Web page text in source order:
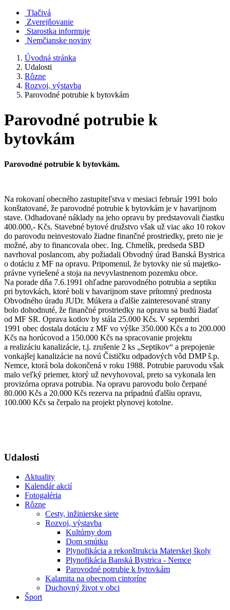
Tlačivá
Zverejňovanie
Starostka informuje
Nemčianske noviny
Úvodná stránka
Udalosti
Rôzne
Rozvoj, výstavba
Parovodné potrubie k bytovkám
Parovodné potrubie k
bytovkám
Parovodné potrubie k bytovkám.
Na rokovaní obecného zastupiteľstva v mesiaci február 1991 bolo
konštatované, že parovodné potrubie k bytovkám je v havarijnom
stave. Odhadované náklady na jeho opravu by predstavovali čiastku
400.000,- Kčs. Stavebné bytové družstvo však už viac ako 10 rokov
do parovodu neinvestovalo žiadne finančné prostriedky, preto nie je
možné, aby to financovala obec. Ing. Chmelík, predseda SBD
navrhoval poslancom, aby požiadali Obvodný úrad Banská Bystrica
o dotáciu z MF na opravu. Pripomenul, že bytovky nie sú majetko-
právne vyriešené a stoja na nevyvlastnenom pozemku obce.
Na porade dňa 7.6.1991 ohľadne parovodného potrubia a septiku
pri bytovkách, ktoré boli v havarijnom stave prítomný prednosta
Obvodného úradu JUDr. Múkera a ďalšie zainteresované strany
bolo dohodnuté, že finančné prostriedky na opravu sa budú žiadať
od MF SR. Oprava kotlov by stála 25.000 Kčs. V septembri
1991 obec dostala dotáciu z MF vo výške 350.000 Kčs a to 200.000
Kčs na horúcovod a 150.000 Kčs na spracovanie projektu
a realizáciu kanalizácie, t.j. zrušenie 2 ks „Septikov“ a prepojenie
vonkajšej kanalizácie na novú Čističku odpadových vôd DMP š.p.
Nemce, ktorá bola dokončená v roku 1988. Potrubie parovodu však
malo veľký priemer, ktorý už nevyhovoval, preto sa vykonala len
provizórna oprava potrubia. Na opravu parovodu bolo čerpané
80.000 Kčs a 20.000 Kčs rezerva na prípadnú ďalšiu opravu,
100.000 Kčs sa čerpalo na projekt plynovej kotolne.
Udalosti
Aktuality
Kalendár akcií
Fotogaléria
Rôzne
Cesty, inžinierske siete
Rozvoj, výstavba
Kultúrny dom
Dom smútku
Plynofikácia a rekonštrukcia Materskej školy
Plynofikácia Banská Bystrica - Nemce
Parovodné potrubie k bytovkám
Kalamita na obecnom cintoríne
Duchovný život v obci
Šport